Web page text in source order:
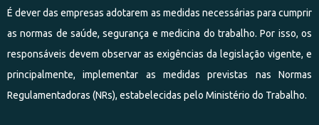
É dever das empresas adotarem as medidas necessárias para cumprir
as normas de saúde, segurança e medicina do trabalho. Por isso, os
responsáveis devem observar as exigências da legislação vigente, e
principalmente, implementar as medidas previstas nas Normas
Regulamentadoras (NRs), estabelecidas pelo Ministério do Trabalho.